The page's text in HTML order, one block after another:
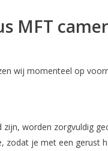
MFT
wij momenteel op
worden zorgvuldig
zodat je met een gerust